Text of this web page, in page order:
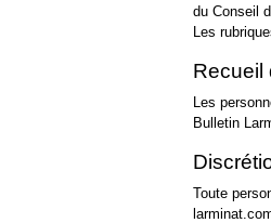
du Conseil
Les
Recueil
Les
Bulletin
Toute